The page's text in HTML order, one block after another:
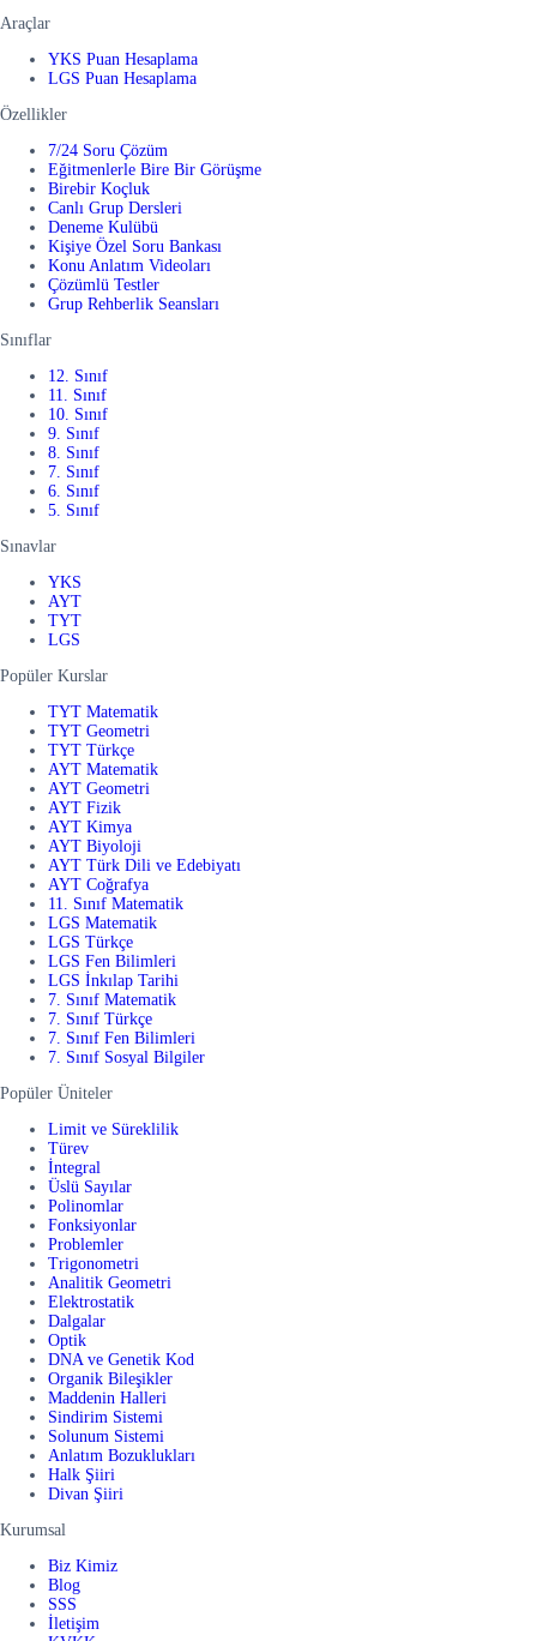
Araçlar
YKS Puan Hesaplama
LGS Puan Hesaplama
Özellikler
7/24 Soru Çözüm
Eğitmenlerle Bire Bir Görüşme
Birebir Koçluk
Canlı Grup Dersleri
Deneme Kulübü
Kişiye Özel Soru Bankası
Konu Anlatım Videoları
Çözümlü Testler
Grup Rehberlik Seansları
Sınıflar
12. Sınıf
11. Sınıf
10. Sınıf
9. Sınıf
8. Sınıf
7. Sınıf
6. Sınıf
5. Sınıf
Sınavlar
YKS
AYT
TYT
LGS
Popüler Kurslar
TYT Matematik
TYT Geometri
TYT Türkçe
AYT Matematik
AYT Geometri
AYT Fizik
AYT Kimya
AYT Biyoloji
AYT Türk Dili ve Edebiyatı
AYT Coğrafya
11. Sınıf Matematik
LGS Matematik
LGS Türkçe
LGS Fen Bilimleri
LGS İnkılap Tarihi
7. Sınıf Matematik
7. Sınıf Türkçe
7. Sınıf Fen Bilimleri
7. Sınıf Sosyal Bilgiler
Popüler Üniteler
Limit ve Süreklilik
Türev
İntegral
Üslü Sayılar
Polinomlar
Fonksiyonlar
Problemler
Trigonometri
Analitik Geometri
Elektrostatik
Dalgalar
Optik
DNA ve Genetik Kod
Organik Bileşikler
Maddenin Halleri
Sindirim Sistemi
Solunum Sistemi
Anlatım Bozuklukları
Halk Şiiri
Divan Şiiri
Kurumsal
Biz Kimiz
Blog
SSS
İletişim